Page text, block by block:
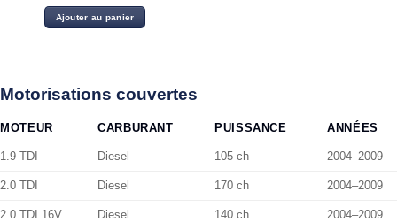
initial
était :
actuel
est :
Ajouter au panier
Motorisations couvertes
MOTEUR CARBURANT PUISSANCE ANNÉES
1.9 TDI Diesel 105 ch 2004–2009
2.0 TDI Diesel 170 ch 2004–2009
2.0 TDI 16V Diesel 140 ch 2004–2009